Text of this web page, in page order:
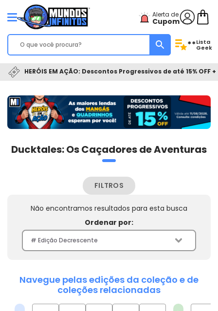
Alerta de
Cupom
**Lista
Geek
HERÓIS EM AÇÃO: Descontos Progressivos de até 15% OFF
Ducktales: Os Caçadores de Aventuras
FILTROS
Não encontramos resultados para esta busca
Ordenar por:
Navegue pelas edições da coleção e de
coleções relacionadas